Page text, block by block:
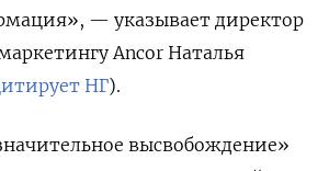
— указывает директор
Ancor Наталья
НГ).
высвобождение»